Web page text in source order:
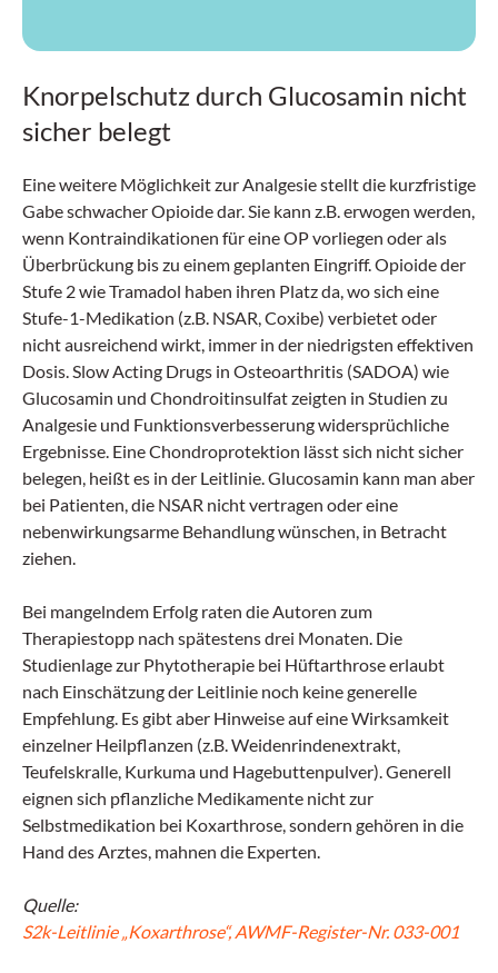
Knorpelschutz durch Glucosamin nicht
sicher belegt
Eine weitere Möglichkeit zur Analgesie stellt die kurzfristige
Gabe schwacher Opioide dar. Sie kann z.B. erwogen werden,
wenn Kontraindikationen für eine OP vorliegen oder als
Überbrückung bis zu einem geplanten Eingriff. Opioide der
Stufe 2 wie Tramadol haben ihren Platz da, wo sich eine
Stufe-1-Medikation (z.B. NSAR, Coxibe) verbietet oder
nicht ausreichend wirkt, immer in der niedrigsten effektiven
Dosis. Slow Acting Drugs in Osteoarthritis (SADOA) wie
Glucosamin und Chondroitinsulfat zeigten in Studien zu
Analgesie und Funktionsverbesserung widersprüchliche
Ergebnisse. Eine Chondroprotektion lässt sich nicht sicher
belegen, heißt es in der Leitlinie. Glucosamin kann man aber
bei Patienten, die NSAR nicht vertragen oder eine
nebenwirkungsarme Behandlung wünschen, in Betracht
ziehen.
Bei mangelndem Erfolg raten die Autoren zum
Therapiestopp nach spätestens drei Monaten. Die
Studienlage zur Phytotherapie bei Hüftarthrose erlaubt
nach Einschätzung der Leitlinie noch keine generelle
Empfehlung. Es gibt aber Hinweise auf eine Wirksamkeit
einzelner Heilpflanzen (z.B. Weidenrindenextrakt,
Teufelskralle, Kurkuma und Hagebuttenpulver). Generell
eignen sich pflanzliche Medikamente nicht zur
Selbstmedikation bei Koxarthrose, sondern gehören in die
Hand des Arztes, mahnen die Experten.
Quelle:
S2k-Leitlinie „Koxarthrose“, AWMF-Register-Nr. 033-001